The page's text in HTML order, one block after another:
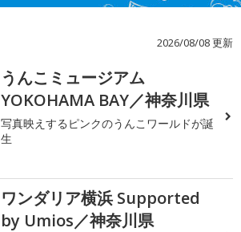
2026/08/08 更新
うんこミュージアム
YOKOHAMA BAY／神奈川県
写真映えするピンクのうんこワールドが誕
生
ワンダリア横浜 Supported
by Umios／神奈川県